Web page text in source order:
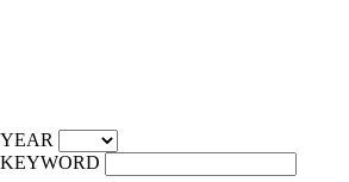
YEAR
KEYWORD